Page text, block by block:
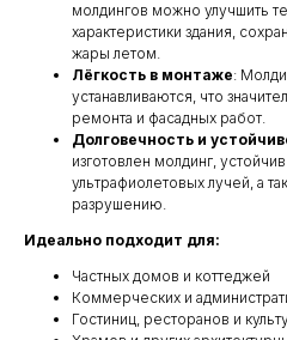
молдингов можно улучшить
характеристики здания,
жары летом.
Лёгкость в монтаже:
устанавливаются, что
ремонта и фасадных работ.
Долговечность и
изготовлен молдинг,
ультрафиолетовых лучей, а
разрушению.
Идеально подходит для:
Частных домов и коттеджей
Коммерческих и
Гостиниц, ресторанов и